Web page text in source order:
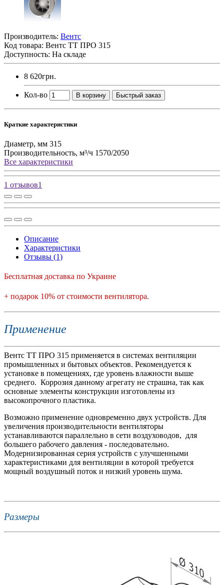
Производитель: Вентс
Код товара: Вентс ТТ ПРО 315
Доступность: На складе
8 620грн.
Кол-во В корзину Быстрый заказ
Краткие характеристики
Диаметр, мм 315
Производительность, м³/ч 1570/2050
Все характеристики
1 отзывов1
Описание
Характеристики
Отзывы (1)
Бесплатная доставка по Украине
+ подарок 10% от стоимости вентилятора.
Применение
Вентс ТТ ПРО 315 применяется в системах вентиляции
промышленных и бытовых объектов. Рекомендуется к
установке в помещениях, где уровень влажности выше
среднего. Коррозия данному агрегату не страшна, так как
основные элементы конструкции изготовлены из
высокопрочного пластика.
Возможно применение одновременно двух устройств. Для
увеличения производительности вентиляторы
устанавливаются параллельно в сети воздуховодов, для
большего рабочего давления - последовательно.
Модернизированная серия устройств с улучшенными
характеристиками для вентиляции в которой требуется
мощный воздушный поток и низкий уровень шума.
Размеры